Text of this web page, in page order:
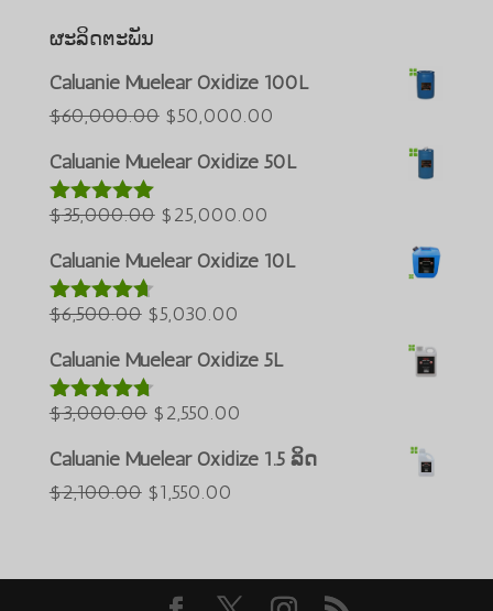
ຜະລິດຕະພັນ
Caluanie Muelear Oxidize 100L
$60,000.00 ລາຄາ
ເດີມ
$60,000.00.
$50,000.00
Caluanie Muelear Oxidize 50L
ໃຫ້ຄະແນນ
ທັງໝົດ 5
$35,000.00 ລາຄາ
ເດີມ
$35,000.00.
$25,000.00
Caluanie Muelear Oxidize 10L
ໃຫ້ຄະແນນ
ທັງໝົດ 5
$6,500.00 ລາຄາ
ເດີມ
ແມ່ນ:
$6,500.00.
$5,030.00
ປະຈຸບັນ:
Caluanie Muelear Oxidize 5L
ໃຫ້ຄະແນນ
ທັງໝົດ 5
$3,000.00 ລາຄາ
ເດີມ
$2,550.00
ປະຈຸບັນ:
Caluanie Muelear Oxidize 1.5 ລິດ
$2,100.00 ລາຄາ
$2,100.00.
$1,550.00
Tiếng Việt
日本語
한국어
Bahasa Melayu